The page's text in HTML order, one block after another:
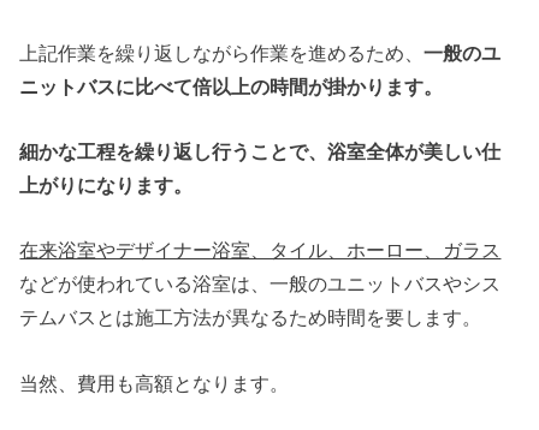
上記作業を繰り返しながら作業を進めるため、一般のユ
ニットバスに比べて倍以上の時間が掛かります。
細かな工程を繰り返し行うことで、浴室全体が美しい仕
上がりになります。
在来浴室やデザイナー浴室、タイル、ホーロー、ガラス
などが使われている浴室は、一般のユニットバスやシス
テムバスとは施工方法が異なるため時間を要します。
当然、費用も高額となります。